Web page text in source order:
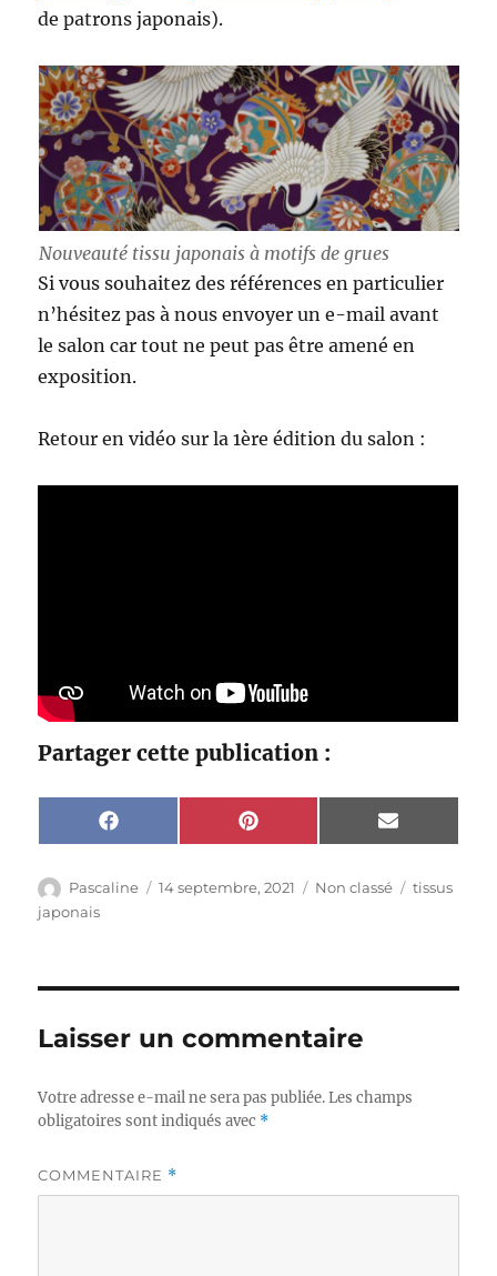
de patrons japonais).
Nouveauté tissu japonais à motifs de grues
Si vous souhaitez des références en particulier
n’hésitez pas à nous envoyer un e-mail avant
le salon car tout ne peut pas être amené en
exposition.
Retour en vidéo sur la 1ère édition du salon :
Partager cette publication :
Share
on
F
a
e
b
Share
on
P
i
t
e
Share
on
E
m
i
l
Auteur
Pascaline
Publié
14 septembre, 2021 Catégories
Non classé Étiquettes
tissus
japonais
Laisser un commentaire
Votre adresse e-mail ne sera pas publiée. Les champs
obligatoires sont indiqués avec *
COMMENTAIRE *